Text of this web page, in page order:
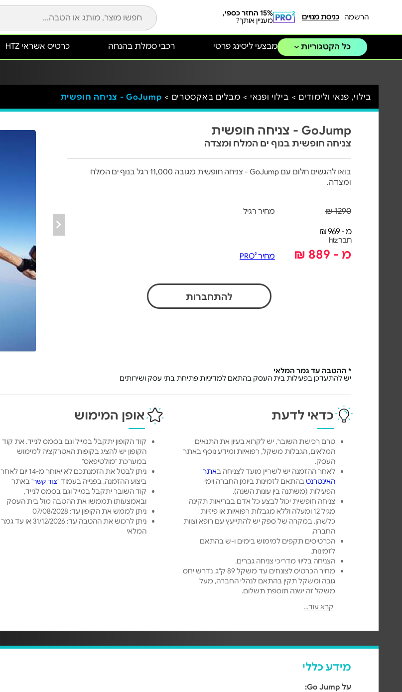
הרשמה כניסת מנויים
15% החזר כספי,
מעניין אותך?
כל הקטגוריות כרטיס אשראי HTZ מבצעי ליסינג פרטי רכבי סמלת בהנחה
בילוי, פנאי ולימודים > בילוי ופנאי > מבלים באקסטרים > GoJump - צניחה חופשית
GoJump - צניחה חופשית
צניחה חופשית בנוף ים המלח ומצדה
בואו להגשים חלום עם GoJump - צניחה חופשית מגובה 11,000 רגל בנוף ים המלח
ומצדה.
1290 ₪ מחיר רגיל
מ - 969 ₪
חבר htz
מ - 889 ₪ מחיר PRO²
להתחברות
* ההטבה עד גמר המלאי
יש להתעדכן בפעילות בית העסק בהתאם למדיניות פתיחת בתי עסק ושירותים
כדאי לדעת
טרם רכישת השובר, יש לקרוא בעיון את התנאים
המלאים, הגבלות משקל, רפואיות ומידע נוסף באתר
העסק.
לאחר ההזמנה יש לשריין מועד לצניחה באתר
האינטרנט בהתאם לזמינות ביומן החברה וימי
הפעילות (משתנה בין עונות השנה).
צניחה חופשית יכול לבצע כל אדם בבריאות תקינה
מגיל 12 ומעלה וללא מגבלות רפואיות או פיזיות
כלשהן. במקרה של ספק יש להתייעץ עם רופא וצוות
החברה.
הכרטיסים תקפים למימוש בימים ו-ש בהתאם
לזמינות.
הצניחה בליווי מדריכי צניחה גברים.
מחיר הכרטיס לצונחים עד משקל 89 ק"ג. נדרש יחס
גובה ומשקל תקין בהתאם לנהלי החברה, מעל
משקל זה ישנה תוספת תשלום.
התעופה, ומזג אויר סביר.
קרא עוד...
אופן המימוש
קוד הקופון יתקבל במייל וגם בסמס לנייד. את קוד
הקופון יש להציג בקופות האטרקציה למימוש
במערכת "מולטיפאס"
ניתן לבטל את הזמנתכם לא יאוחר מ-14 יום לאחר
ביצוע ההזמנה, בפנייה בעמוד "צור קשר" באתר
קוד השובר יתקבל במייל וגם בסמס לנייד,
ובאמצעותו תממשו את ההטבה מול בית העסק
ניתן לממש את הקופון עד: 07/08/2028
ניתן לרכוש את ההטבה עד: 31/12/2026 או עד גמר
המלאי
מידע כללי
על Go Jump: